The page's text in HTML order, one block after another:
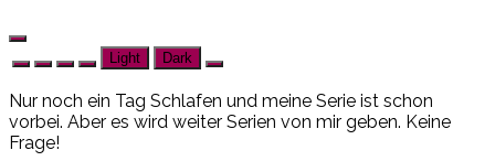
Light Dark
Nur noch ein Tag Schlafen und meine Serie ist schon
vorbei. Aber es wird weiter Serien von mir geben. Keine
Frage!